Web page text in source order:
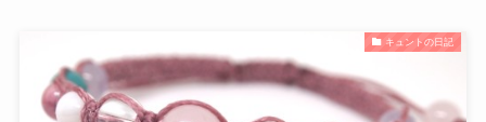
キュントの日記